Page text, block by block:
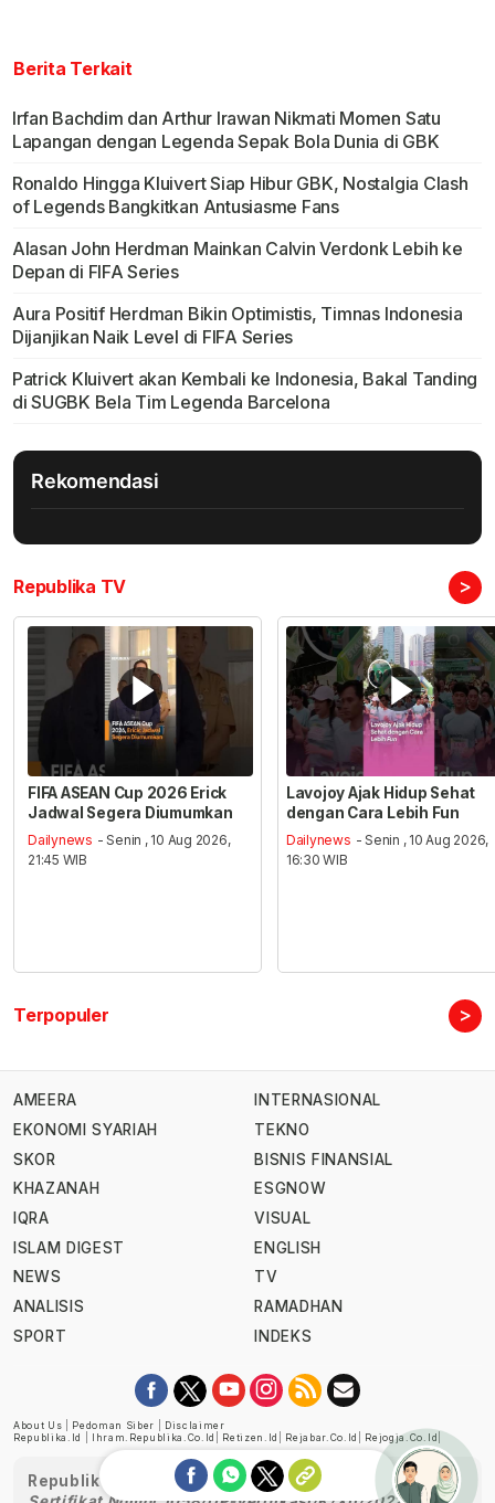
Berita Terkait
Irfan Bachdim dan Arthur Irawan Nikmati Momen Satu
Lapangan dengan Legenda Sepak Bola Dunia di GBK
Ronaldo Hingga Kluivert Siap Hibur GBK, Nostalgia Clash
of Legends Bangkitkan Antusiasme Fans
Alasan John Herdman Mainkan Calvin Verdonk Lebih ke
Depan di FIFA Series
Aura Positif Herdman Bikin Optimistis, Timnas Indonesia
Dijanjikan Naik Level di FIFA Series
Patrick Kluivert akan Kembali ke Indonesia, Bakal Tanding
di SUGBK Bela Tim Legenda Barcelona
Rekomendasi
Republika TV >
FIFA ASEAN Cup 2026 Erick
Jadwal Segera Diumumkan
Dailynews - Senin , 10 Aug 2026,
21:45 WIB
Lavojoy Ajak Hidup Sehat
dengan Cara Lebih Fun
Dailynews - Senin , 10 Aug 2026,
16:30 WIB
Terpopuler >
AMEERA
EKONOMI SYARIAH
SKOR
KHAZANAH
IQRA
ISLAM DIGEST
NEWS
ANALISIS
SPORT
INTERNASIONAL
TEKNO
BISNIS FINANSIAL
ESGNOW
VISUAL
ENGLISH
TV
RAMADHAN
INDEKS
About Us Pedoman Siber
Disclaimer
Republika.id
Ihram.republika.co.id Retizen.id Rejabar.co.id Rejogja.co.id
Republika telah diverifikasi oleh Dewan Pers